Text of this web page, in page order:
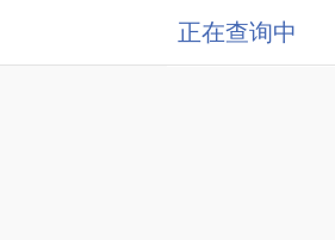
正在查询中